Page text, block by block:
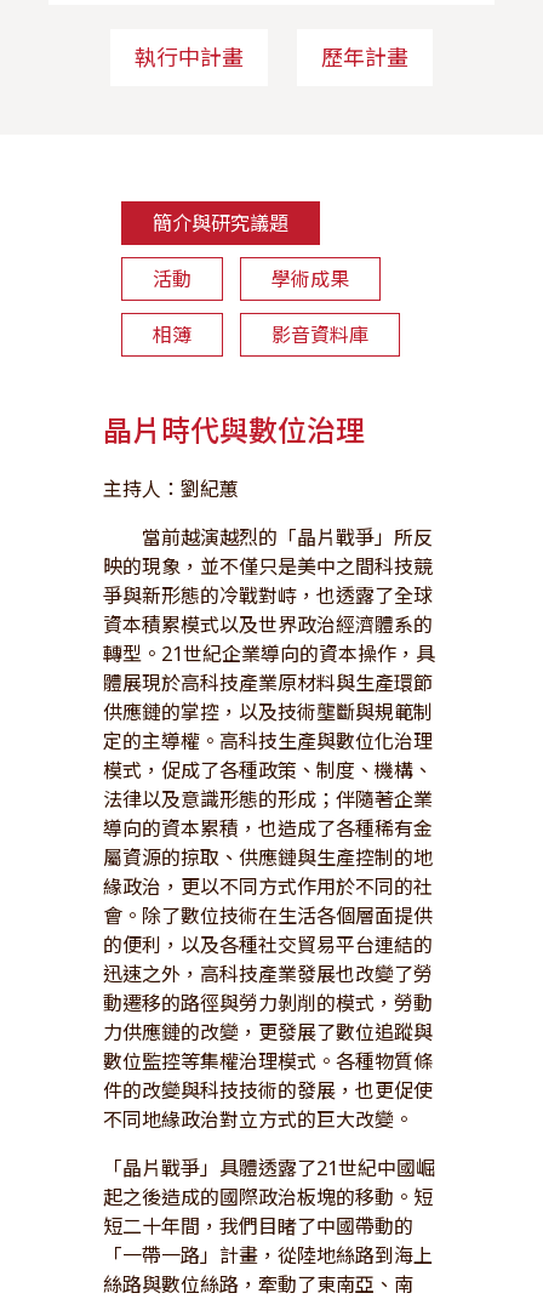
執行中計畫 歷年計畫
簡介與研究議題
活動 學術成果
相簿 影音資料庫
晶片時代與數位治理
主持人：劉紀蕙
當前越演越烈的「晶片戰爭」所反
映的現象，並不僅只是美中之間科技競
爭與新形態的冷戰對峙，也透露了全球
資本積累模式以及世界政治經濟體系的
轉型。21世紀企業導向的資本操作，具
體展現於高科技產業原材料與生產環節
供應鏈的掌控，以及技術壟斷與規範制
定的主導權。高科技生產與數位化治理
模式，促成了各種政策、制度、機構、
法律以及意識形態的形成；伴隨著企業
導向的資本累積，也造成了各種稀有金
屬資源的掠取、供應鏈與生產控制的地
緣政治，更以不同方式作用於不同的社
會。除了數位技術在生活各個層面提供
的便利，以及各種社交貿易平台連結的
迅速之外，高科技產業發展也改變了勞
動遷移的路徑與勞力剝削的模式，勞動
力供應鏈的改變，更發展了數位追蹤與
數位監控等集權治理模式。各種物質條
件的改變與科技技術的發展，也更促使
不同地緣政治對立方式的巨大改變。
「晶片戰爭」具體透露了21世紀中國崛
起之後造成的國際政治板塊的移動。短
短二十年間，我們目睹了中國帶動的
「一帶一路」計畫，從陸地絲路到海上
絲路與數位絲路，牽動了東南亞、南